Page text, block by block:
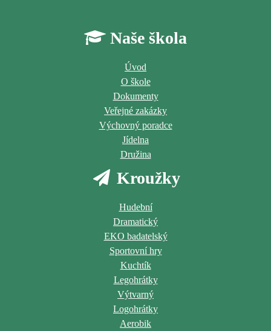
Naše škola
Úvod
O škole
Dokumenty
Veřejné zakázky
Výchovný poradce
Jídelna
Družina
Kroužky
Hudební
Dramatický
EKO badatelský
Sportovní hry
Kuchtík
Legohrátky
Výtvarný
Logohrátky
Aerobik